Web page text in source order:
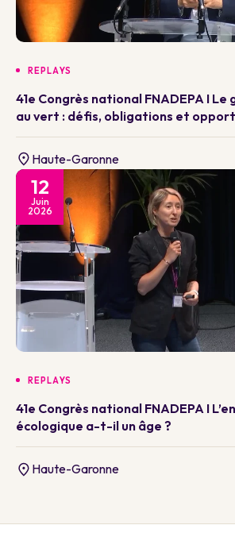
REPLAYS
41e Congrès national FNADEPA I Le
au vert : défis, obligations et
Haute-Garonne
12
Juin
2026
REPLAYS
41e Congrès national FNADEPA I
écologique a-t-il un âge ?
Haute-Garonne